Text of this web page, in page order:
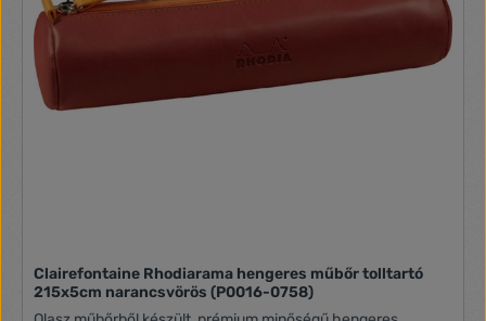
Clairefontaine Rhodiarama hengeres műbőr tolltartó
215x5cm narancsvörös (P0016-0758)